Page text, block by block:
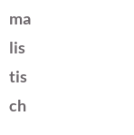
ma
lis
tis
ch